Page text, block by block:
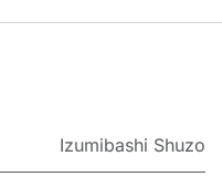
Izumibashi Shuzo